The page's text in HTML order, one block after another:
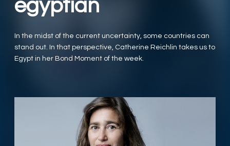
CONTEMPORARY ART
egyptian
In the midst of the current uncertainty, some countries can
stand out. In that perspective, Catherine Reichlin takes us to
Egypt in her Bond Moment of the week.